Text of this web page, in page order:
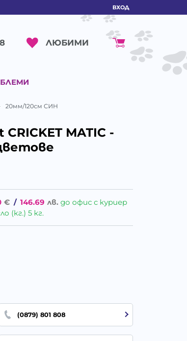
ВХОД
ЛЮБИМИ
20мм/120см СИН
MATIC -
€ / 146.69 лв. до офис с куриер
(кг.) 5 кг.
(0879) 801 808